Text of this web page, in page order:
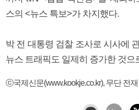
스의 <뉴스 특보>가 차지했다.
박 전 대통령 검찰 조사로 시사에
뉴스 트래픽도 일제히 증가한 것으
ⓒ국제신문(www.kookje.co.kr), 무단 전